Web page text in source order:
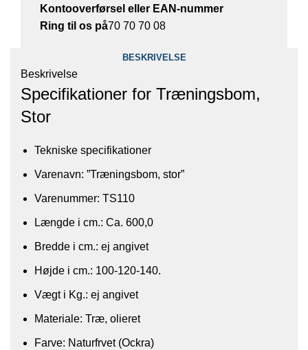
Kontooverførsel eller EAN-nummer
Ring til os på70 70 70 08
BESKRIVELSE
Beskrivelse
Specifikationer for Træningsbom,
Stor
Tekniske specifikationer​
Varenavn: ”Træningsbom, stor”
Varenummer: TS110
Længde i cm.: Ca. 600,0
Bredde i cm.: ej angivet
Højde i cm.: 100-120-140.
Vægt i Kg.: ej angivet
Materiale: Træ, olieret
Farve: Naturfrvet (Ockra)